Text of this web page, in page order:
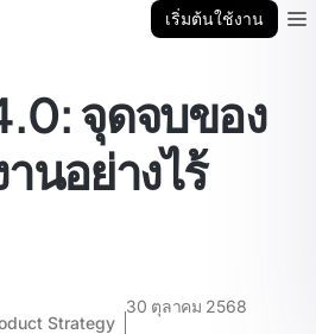
เริ่มต้นใช้งาน
จุดจบของ
นอย่างไร้
Strategy
30 ตุลาคม 2568